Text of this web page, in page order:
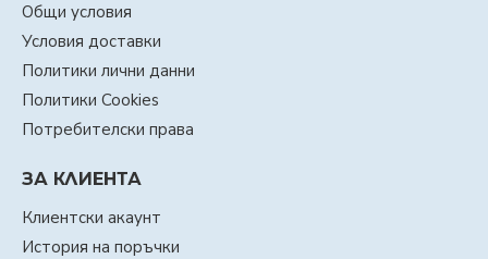
Общи условия
Условия доставки
Политики лични данни
Политики Cookies
Потребителски права
ЗА КЛИЕНТА
Клиентски акаунт
История на поръчки